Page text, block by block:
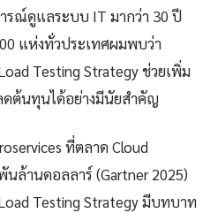
รณ์ดูแลระบบ IT มากว่า 30 ปี
แห่งทั่วประเทศผมพบว่า
Testing Strategy ช่วยเพิ่ม
ต้นทุนได้อย่างมีนัยสำคัญ
ที่ตลาด Cloud
ล้านดอลลาร์ (Gartner 2025)
Testing Strategy มีบทบาท